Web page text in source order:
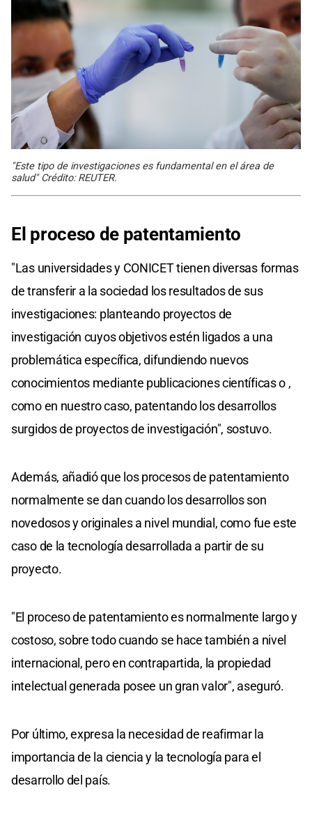
"Este tipo de investigaciones es fundamental en el área de
salud" Crédito: REUTER.
El proceso de patentamiento
"Las universidades y CONICET tienen diversas formas
de transferir a la sociedad los resultados de sus
investigaciones: planteando proyectos de
investigación cuyos objetivos estén ligados a una
problemática específica, difundiendo nuevos
conocimientos mediante publicaciones científicas o ,
como en nuestro caso, patentando los desarrollos
surgidos de proyectos de investigación", sostuvo.
Además, añadió que los procesos de patentamiento
normalmente se dan cuando los desarrollos son
novedosos y originales a nivel mundial, como fue este
caso de la tecnología desarrollada a partir de su
proyecto.
"El proceso de patentamiento es normalmente largo y
costoso, sobre todo cuando se hace también a nivel
internacional, pero en contrapartida, la propiedad
intelectual generada posee un gran valor", aseguró.
Por último, expresa la necesidad de reafirmar la
importancia de la ciencia y la tecnología para el
desarrollo del país.